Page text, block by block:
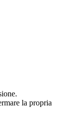
la propria